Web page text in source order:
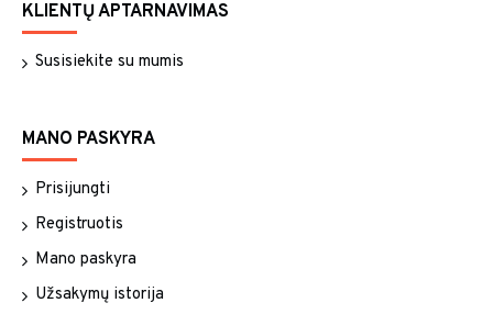
KLIENTŲ APTARNAVIMAS
Susisiekite su mumis
MANO PASKYRA
Prisijungti
Registruotis
Mano paskyra
Užsakymų istorija